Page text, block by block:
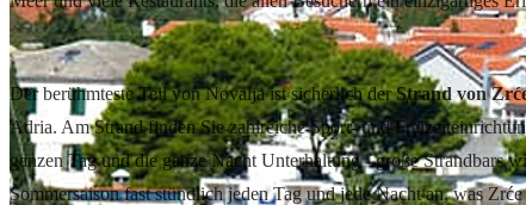
Über den Strand von Zrće
Der berühmteste Teil von Novalja ist sicherlich derStrand von
Adria. Am Strand finden Sie zahlreiche Sport- und
ganzen Tag und die ganze Nacht Unterhaltung - große Strandbars
Sommersaison fast stündlich jeden Tag und jede Nacht an, was